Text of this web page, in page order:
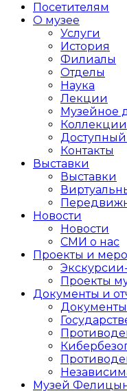
Посетителям
О музее
Услуги
История
Филиалы
Отделы
Наука
Лекции
Музейное
Коллекции
Контакты
Выставки
Выставки
Новости
Новости
СМИ о нас
Проекты и
Проекты
Документы и
Документы
Музей